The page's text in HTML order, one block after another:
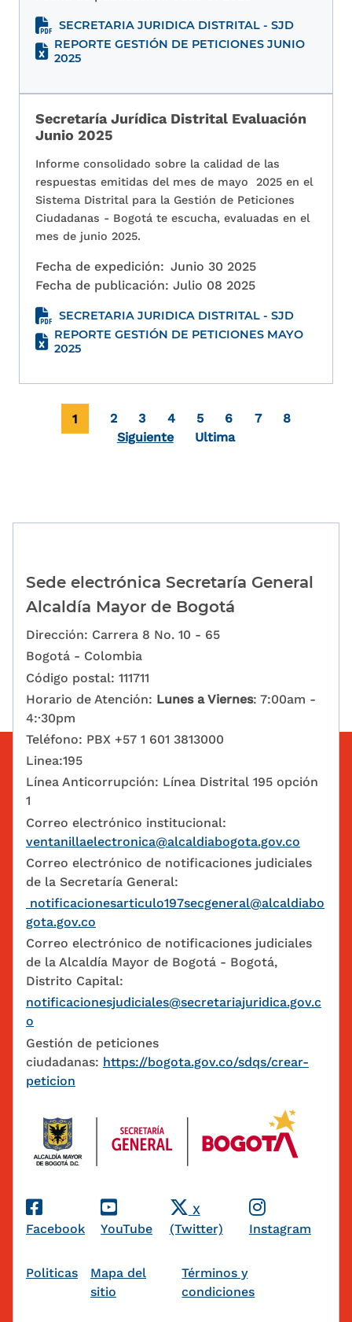
SECRETARIA JURIDICA DISTRITAL - SJD
REPORTE GESTIÓN DE PETICIONES JUNIO
2025
Secretaría Jurídica Distrital Evaluación
Junio 2025
Informe consolidado sobre la calidad de las
respuestas emitidas del mes de mayo 2025 en el
Sistema Distrital para la Gestión de Peticiones
Ciudadanas - Bogotá te escucha, evaluadas en el
mes de junio 2025.
Fecha de expedición: Junio 30 2025
Fecha de publicación: Julio 08 2025
SECRETARIA JURIDICA DISTRITAL - SJD
REPORTE GESTIÓN DE PETICIONES MAYO
2025
PaginaciónPágina actual
1 Page
2 Page
3 Page
4 Page
5 Page
6 Page
7 Page
8
Siguiente
Última página
Ultima
Sede electrónica Secretaría General
Alcaldía Mayor de Bogotá
Dirección: Carrera 8 No. 10 - 65
Bogotá - Colombia
Código postal: 111711
Horario de Atención: Lunes a Viernes: 7:00am -
4:·30pm
Teléfono: PBX +57 1 601 3813000
Linea:195
Línea Anticorrupción: Línea Distrital 195 opción
1
Correo electrónico institucional:
ventanillaelectronica@alcaldiabogota.gov.co
Correo electrónico de notificaciones judiciales
de la Secretaría General:
notificacionesarticulo197secgeneral@alcaldiabo
gota.gov.co
Correo electrónico de notificaciones judiciales
de la Alcaldía Mayor de Bogotá - Bogotá,
Distrito Capital:
notificacionesjudiciales@secretariajuridica.gov.c
o
Gestión de peticiones
ciudadanas: https://bogota.gov.co/sdqs/crear-
peticion
Redes Sociales
Facebook YouTube
X
(Twitter)
Instagram
Pie de página
Politicas
Mapa del
sitio
Términos y
condiciones